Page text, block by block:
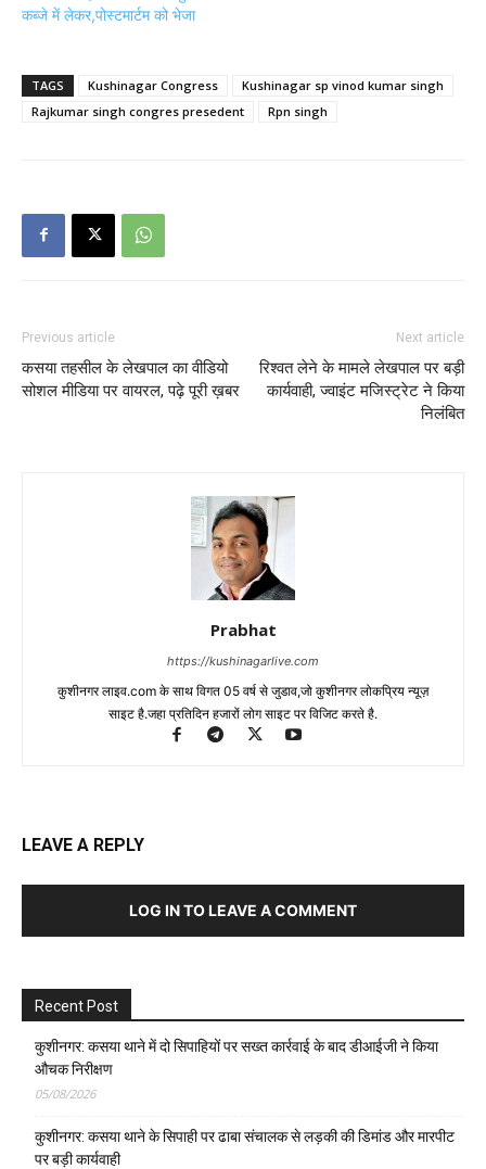
कब्जे में लेकर,पोस्टमार्टम को भेजा
TAGS Kushinagar Congress
Kushinagar sp vinod kumar singh
Rajkumar singh congres presedent
Rpn singh
Previous article
कसया तहसील के लेखपाल का वीडियो
सोशल मीडिया पर वायरल, पढ़े पूरी ख़बर
Next article
रिश्वत लेने के मामले लेखपाल पर बड़ी
कार्यवाही, ज्वाइंट मजिस्ट्रेट ने किया
निलंबित
Prabhat
https://kushinagarlive.com
कुशीनगर लाइव.com के साथ विगत 05 वर्ष से जुडाव,जो कुशीनगर लोकप्रिय न्यूज़
साइट है.जहा प्रतिदिन हजारों लोग साइट पर विजिट करते है.
LEAVE A REPLY
LOG IN TO LEAVE A COMMENT
Recent Post
कुशीनगर: कसया थाने में दो सिपाहियों पर सख्त कार्रवाई के बाद डीआईजी ने किया
औचक निरीक्षण
05/08/2026
कुशीनगर: कसया थाने के सिपाही पर ढाबा संचालक से लड़की की डिमांड और मारपीट
पर बड़ी कार्यवाही